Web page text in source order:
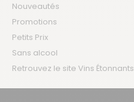
Nouveautés
Promotions
Petits Prix
Sans alcool
Retrouvez le site Vins Étonnants